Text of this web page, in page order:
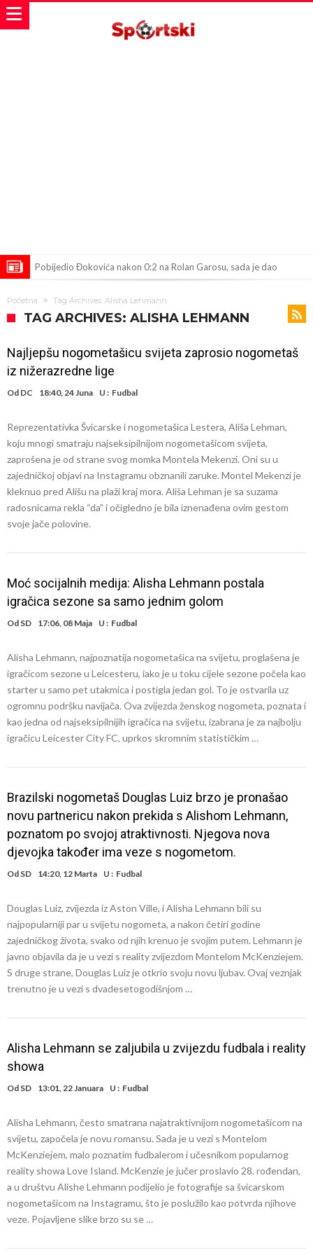
Pobijedio Đokovića nakon 0:2 na Rolan Garosu, sada je dao
daleko”
Koliko traži PSG i koji je Liverpulov “plafon” za Bredlija Barkolu?
Zašto je nepoznati italijanski petoligaš dobio nevjerovatan stadion
historijski transfer?
Kapiten slavnog kluba ubijen u napadu ispred svoje kuće, nacija
zahtijeva pravdu.
Potresne scene na sahrani UFC borca! Red ljudi, muzika i aplauz koji
tjera suze
GROM USMRTIO FUDBALERA: Velika tragedija! Povrijeđeno još 12
igrača!
Početna Tag Archives: Alisha Lehmann
TAG ARCHIVES: ALISHA LEHMANN
Najljepšu nogometašicu svijeta zaprosio nogometaš
iz nižerazredne lige
Od DC 18:40, 24 Juna U : Fudbal
Reprezentativka Švicarske i nogometašica Lestera, Ališa Lehman,
koju mnogi smatraju najseksipilnijom nogometašicom svijeta,
zaprošena je od strane svog momka Montela Mekenzi. Oni su u
zajedničkoj objavi na Instagramu obznanili zaruke. Montel Mekenzi je
kleknuo pred Ališu na plaži kraj mora. Ališa Lehman je sa suzama
radosnicama rekla “da” i očigledno je bila iznenađena ovim gestom
svoje jače polovine.
Moć socijalnih medija: Alisha Lehmann postala
igračica sezone sa samo jednim golom
Od SD 17:06, 08 Maja U : Fudbal
Alisha Lehmann, najpoznatija nogometašica na svijetu, proglašena je
igračicom sezone u Leicesteru, iako je u toku cijele sezone počela kao
starter u samo pet utakmica i postigla jedan gol. To je ostvarila uz
ogromnu podršku navijača. Ova zvijezda ženskog nogometa, poznata i
kao jedna od najseksipilnijih igračica na svijetu, izabrana je za najbolju
igračicu Leicester City FC, uprkos skromnim statističkim …
Brazilski nogometaš Douglas Luiz brzo je pronašao
novu partnericu nakon prekida s Alishom Lehmann,
poznatom po svojoj atraktivnosti. Njegova nova
djevojka također ima veze s nogometom.
Od SD 14:20, 12 Marta U : Fudbal
Douglas Luiz, zvijezda iz Aston Ville, i Alisha Lehmann bili su
najpopularniji par u svijetu nogometa, a nakon četiri godine
zajedničkog života, svako od njih krenuo je svojim putem. Lehmann je
javno objavila da je u vezi s reality zvijezdom Montelom McKenziejem.
S druge strane, Douglas Luiz je otkrio svoju novu ljubav. Ovaj veznjak
trenutno je u vezi s dvadesetogodišnjom …
Alisha Lehmann se zaljubila u zvijezdu fudbala i reality
showa
Od SD 13:01, 22 Januara U : Fudbal
Alisha Lehmann, često smatrana najatraktivnijom nogometašicom na
svijetu, započela je novu romansu. Sada je u vezi s Montelom
McKenziejem, malo poznatim fudbalerom i učesnikom popularnog
reality showa Love Island. McKenzie je jučer proslavio 28. rođendan,
a u društvu Alishe Lehmann podijelio je fotografije sa švicarskom
nogometašicom na Instagramu, što je poslužilo kao potvrda njihove
veze. Pojavljene slike brzo su se …